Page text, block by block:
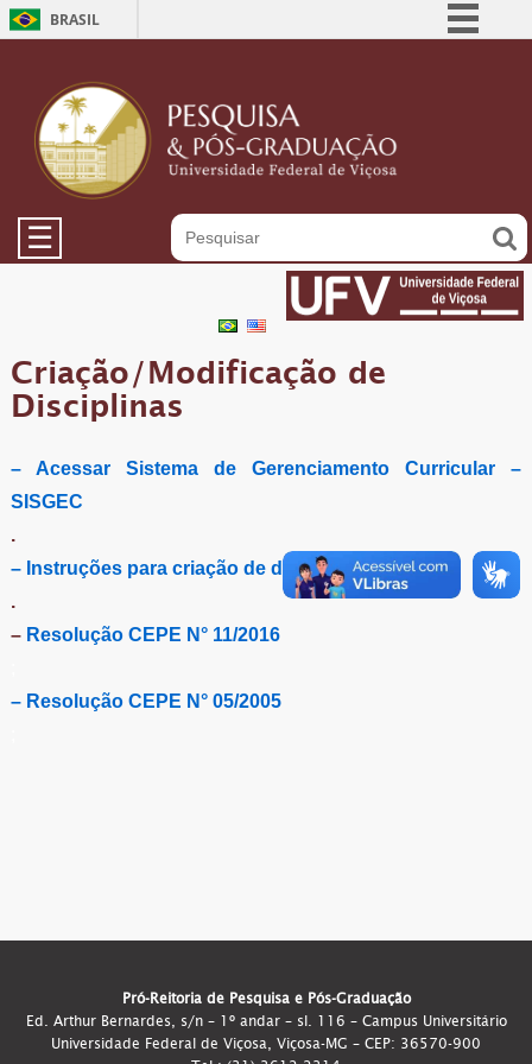
BRASIL
Participe
Acesso à informação
Legislação
☰
Criação/Modificação de
Disciplinas
– Acessar Sistema de Gerenciamento Curricular –
SISGEC
.
– Instruções para criação de disciplinas
.
– Resolução CEPE N° 11/2016
– Resolução CEPE N° 05/2005
Pró-Reitoria de Pesquisa e Pós-Graduação
Ed. Arthur Bernardes, s/n – 1º andar – sl. 116 – Campus Universitário
Universidade Federal de Viçosa, Viçosa-MG – CEP: 36570-900